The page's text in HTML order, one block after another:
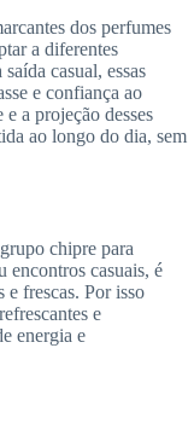
dos perfumes
a diferentes
casual, essas
e confiança ao
a projeção desses
ao longo do dia, sem
chipre para
encontros casuais, é
e frescas. Por isso
e
energia e